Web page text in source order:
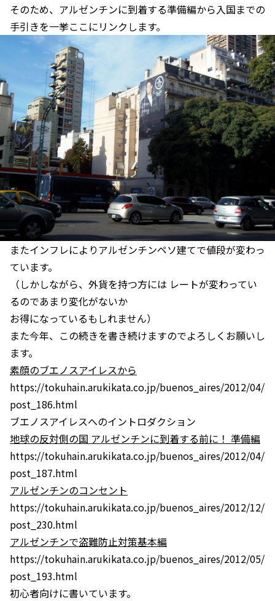
そのため、アルゼンチンに到着する準備編から入国までの
手引きを一挙ここにリンクします。
またインフレによりアルゼンチンペソ建てで値段が変わっ
ています。
（しかしながら、外貨を持つ方には レートが変わってい
るのであまり変化がないか
お得になっているもしれません）
また今年、この続きを書き続けますのでよろしくお願いし
ます。
素顔のブエノスアイレスから
https://tokuhain.arukikata.co.jp/buenos_aires/2012/04/
post_186.html
ブエノスアイレスへのイントロダクション
地球の反対側の国 アルゼンチンに到着する前に！ 準備編
https://tokuhain.arukikata.co.jp/buenos_aires/2012/04/
post_187.html
アルゼンチンのコンセント
https://tokuhain.arukikata.co.jp/buenos_aires/2012/12/
post_230.html
アルゼンチンで盗難防止対策基本編
https://tokuhain.arukikata.co.jp/buenos_aires/2012/05/
post_193.html
初心者向けに書いています。